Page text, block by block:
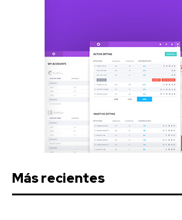
Más recientes